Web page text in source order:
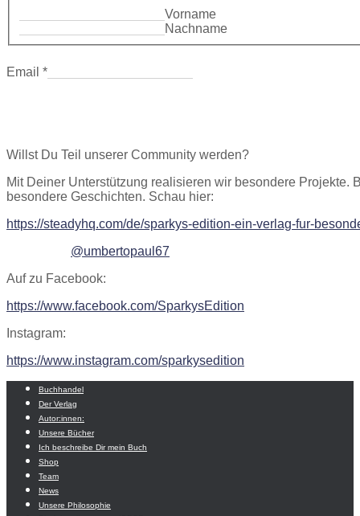
Vorname
Nachname
Email *
Willst Du Teil unserer Community werden?
Mit Deiner Unterstützung realisieren wir besondere Projekte.
besondere Geschichten. Schau hier:
https://steadyhq.com/de/sparkys-edition-ein-verlag-fur-
@umbertopaul67
Auf zu Facebook:
https://www.facebook.com/SparkysEdition
Instagram:
https://www.instagram.com/sparkysedition
Buchhandel
Der Verlag
Autor:innen:
Unsere Bücher
Ich beschreibe Dir mein Buch
Shop
Team
News
Unsere Philosophie